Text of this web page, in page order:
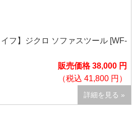
フ】ジクロ ソファスツール [WF-
販売価格 38,000 円
（税込 41,800 円）
詳細を見る »